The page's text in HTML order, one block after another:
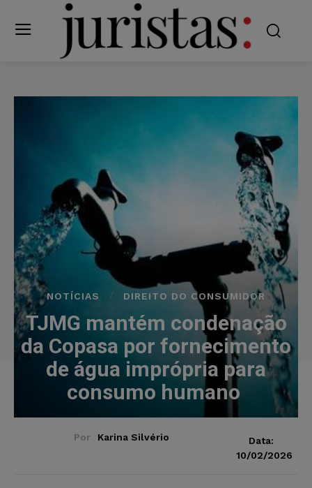
NOTÍCIAS DIREITO DO CONSUMIDOR
TJMG mantém condenação
da Copasa por fornecimento
de água imprópria para
consumo humano
Por Karina Silvério
Data:
10/02/2026